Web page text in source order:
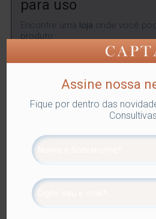
para uso
Encontre uma loja onde você
produto.
ENCONTRAR
Categorias:
FRUTEIRAS E CENTROS DE MESA
Informação adicional
Assine nossa
Fique por dentro das